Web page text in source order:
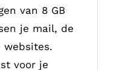
van 8 GB
je mail, de
websites.
voor je